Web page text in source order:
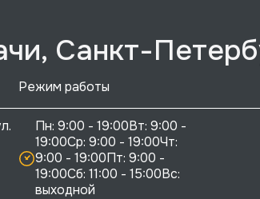
Санкт-
Режим работы
Пн: 9:00 - 19:00Вт: 9:00 -
19:00Ср: 9:00 - 19:00Чт:
9:00 - 19:00Пт: 9:00 -
19:00Сб: 11:00 - 15:00Вс:
выходной